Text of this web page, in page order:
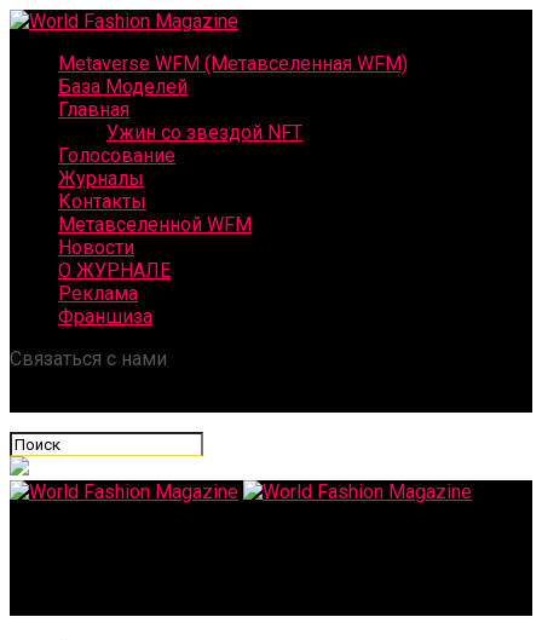
Metaverse WFM (Метавселенная WFM)
База Моделей
Главная
Ужин со звездой NFT
Голосование
Журналы
Контакты
Метавселенной WFM
Новости
О ЖУРНАЛЕ
Реклама
Франшиза
Связаться с нами